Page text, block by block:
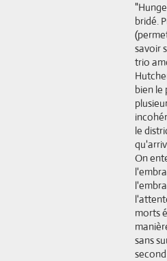
bridé.
savoir
trio
bien le
le
On
morts
sans